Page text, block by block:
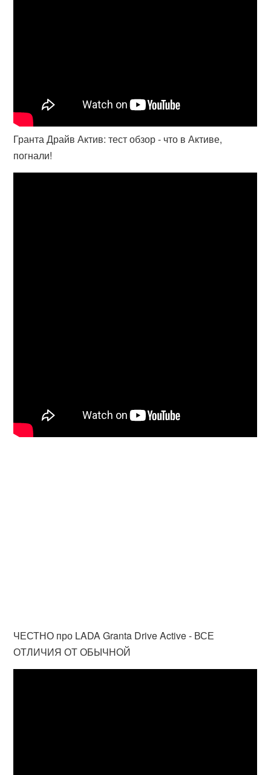
Гранта Драйв Актив: тест обзор - что в Активе,
погнали!
ЧЕСТНО про LADA Granta Drive Active - ВСЕ
ОТЛИЧИЯ ОТ ОБЫЧНОЙ